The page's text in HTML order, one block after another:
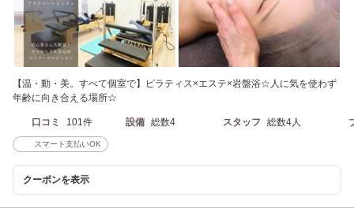
【温・動・美。すべて個室で】ピラティス×エステ×岩盤浴☆人に気を使わず
年齢に向き合える場所☆
口コミ 101件 設備 総数4 スタッフ 総数4人
スマート支払いOK
クーポンを表示